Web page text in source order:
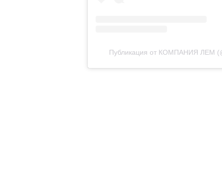
Публикация от КОМПАНИЯ ЛЕМ